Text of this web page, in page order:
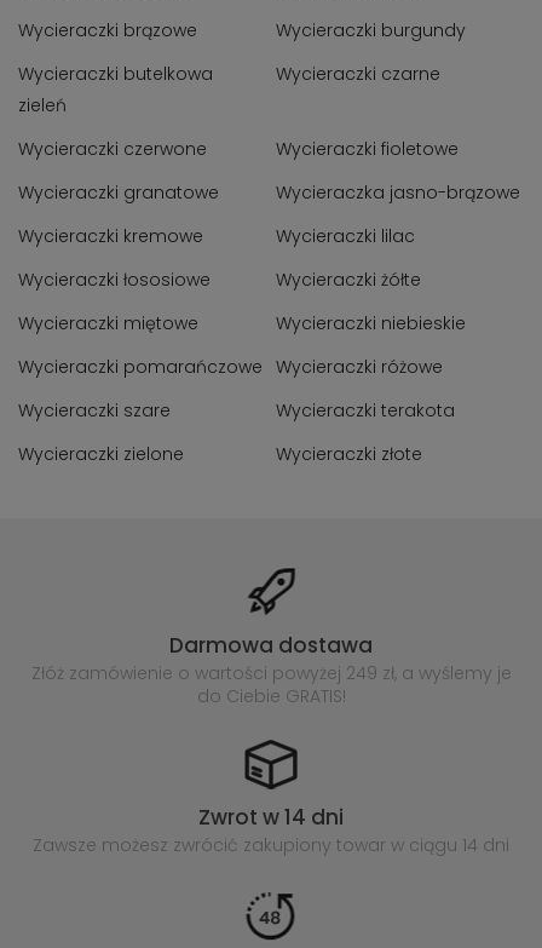
Wycieraczki brązowe
Wycieraczki burgundy
Wycieraczki butelkowa
zieleń
Wycieraczki czarne
Wycieraczki czerwone
Wycieraczki fioletowe
Wycieraczki granatowe
Wycieraczka jasno-brązowe
Wycieraczki kremowe
Wycieraczki lilac
Wycieraczki łososiowe
Wycieraczki żółte
Wycieraczki miętowe
Wycieraczki niebieskie
Wycieraczki pomarańczowe
Wycieraczki różowe
Wycieraczki szare
Wycieraczki terakota
Wycieraczki zielone
Wycieraczki złote
Darmowa dostawa
Złóż zamówienie o wartości powyżej 249 zł, a wyślemy je
do Ciebie GRATIS!
Zwrot w 14 dni
Zawsze możesz zwrócić zakupiony towar w ciągu 14 dni